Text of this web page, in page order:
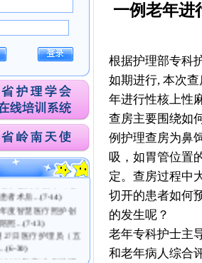
理员（五级）职业
定考试...(7-21)
学会关于发布《老
者术后... (7-14)
度智慧医疗照护创
照...(7-13)
27日医疗护理员（五
(6-30)
2026年度“中华护理
一例老年进
根据护理部专科
如期进行, 本次
年进行性核上性
查房主要围绕如
例护理查房为鼻
吸，如胃管位置
定。查房过程中
切开的患者如何
的发生呢？
老年专科护士主
和老年病人综合